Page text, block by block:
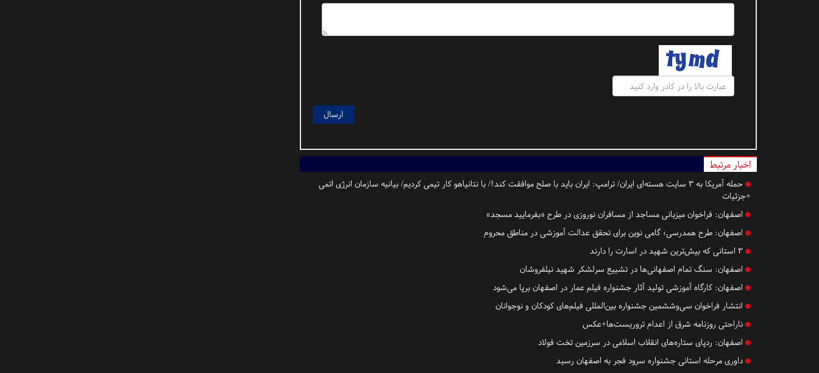
اخبار مرتبط
حمله آمریکا به ۳ سایت هسته‌ای ایران/ ترامپ: ایران باید با صلح موافقت کند!/ با نتانیاهو کار تیمی کردیم/ بیانیه سازمان انرژی اتمی
+جزئیات
اصفهان: فراخوان میزبانی مساجد از مسافران نوروزی در طرح «بفرمایید مسجد»
اصفهان: طرح همدرسی؛ گامی نوین برای تحقق عدالت آموزشی در مناطق محروم
۳ استانی که بیش‌ترین شهید در اسارت را دارند
اصفهان: سنگ تمام اصفهانی‌ها در تشییع سرلشکر شهید نیلفروشان
اصفهان: ​​​​​​​کارگاه آموزشی تولید آثار جشنواره فیلم عمار در اصفهان برپا می‌شود
انتشار فراخوان سی‌و‌ششمین جشنواره بین‌المللی فیلم‌های کودکان و نوجوانان
ناراحتی روزنامه شرق از اعدام تروریست‌ها+عکس
اصفهان: ردپای ستاره‌های انقلاب اسلامی در سرزمین تخت فولاد
داوری مرحله استانی جشنواره سرود فجر به اصفهان رسید